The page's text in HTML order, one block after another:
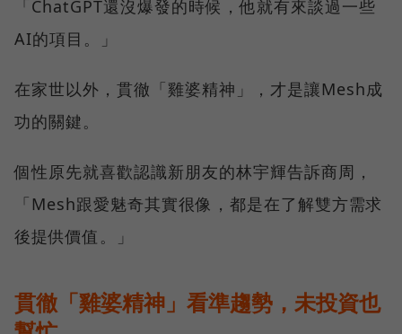
「ChatGPT還沒爆發的時候，他就有來談過一些
AI的項目。」
在家世以外，貫徹「雞婆精神」，才是讓Mesh成
功的關鍵。
個性原先就喜歡認識新朋友的林宇輝告訴商周，
「Mesh跟愛魅奇其實很像，都是在了解雙方需求
後提供價值。」
貫徹「雞婆精神」看準趨勢，未投資也